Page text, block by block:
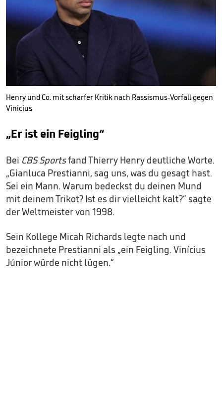
Henry und Co. mit scharfer Kritik nach Rassismus-Vorfall gegen
Vinicius
„Er ist ein Feigling“
Bei CBS Sportsfand Thierry Henry deutliche Worte.
„Gianluca Prestianni, sag uns, was du gesagt hast.
Sei ein Mann. Warum bedeckst du deinen Mund
mit deinem Trikot? Ist es dir vielleicht kalt?“ sagte
der Weltmeister von 1998.
Sein Kollege Micah Richards legte nach und
bezeichnete Prestianni als „ein Feigling. Vinícius
Júnior würde nicht lügen.“